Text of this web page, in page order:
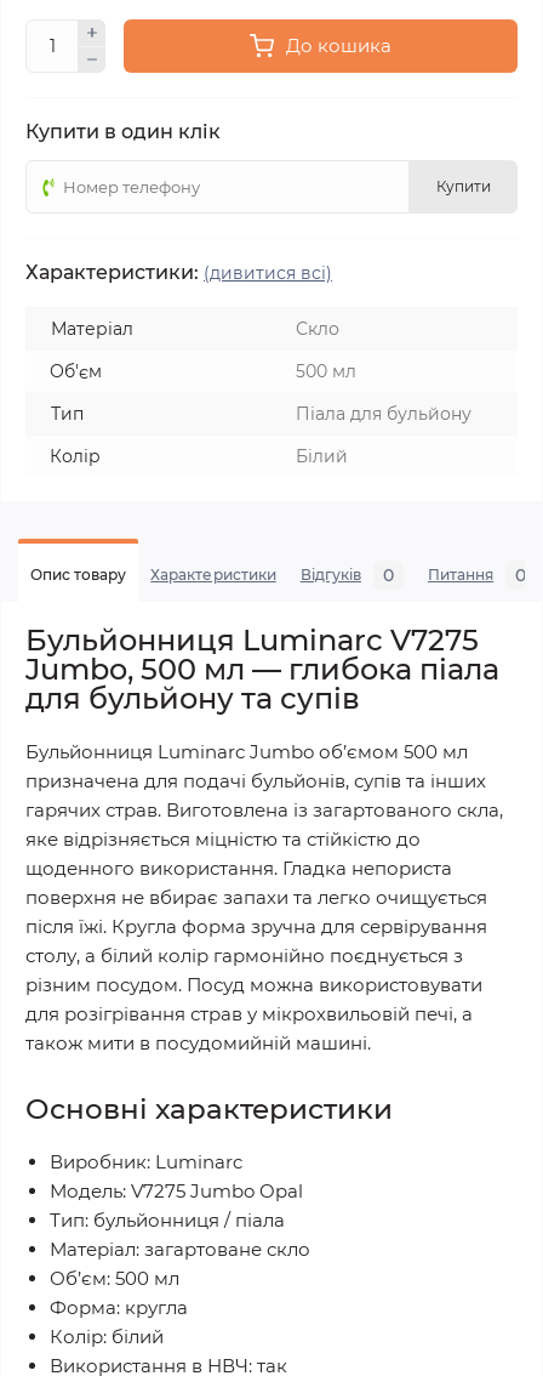
До кошика
Купити в один клік
Купити
Характеристики: (дивитися всі)
Матеріал
Скло
Об'єм
500 мл
Тип
Піала для бульйону
Колір
Білий
Опис товару Характеристики Відгуків 0 Питання 0
Бульйонниця Luminarc V7275
Jumbo, 500 мл — глибока піала
для бульйону та супів
Бульйонниця Luminarc Jumbo об’ємом 500 мл
призначена для подачі бульйонів, супів та інших
гарячих страв. Виготовлена із загартованого скла,
яке відрізняється міцністю та стійкістю до
щоденного використання. Гладка непориста
поверхня не вбирає запахи та легко очищується
після їжі. Кругла форма зручна для сервірування
столу, а білий колір гармонійно поєднується з
різним посудом. Посуд можна використовувати
для розігрівання страв у мікрохвильовій печі, а
також мити в посудомийній машині.
Основні характеристики
Виробник: Luminarc
Модель: V7275 Jumbo Opal
Тип: бульйонниця / піала
Матеріал: загартоване скло
Об’єм: 500 мл
Форма: кругла
Колір: білий
Використання в НВЧ: так